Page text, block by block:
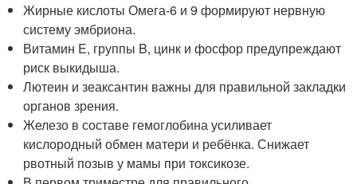
Жирные кислоты Омега-6 и 9 формируют нервную
систему эмбриона.
Витамин E, группы B, цинк и фосфор предупреждают
риск выкидыша.
Лютеин и зеаксантин важны для правильной закладки
органов зрения.
Железо в составе гемоглобина усиливает
кислородный обмен матери и ребёнка. Снижает
рвотный позыв у мамы при токсикозе.